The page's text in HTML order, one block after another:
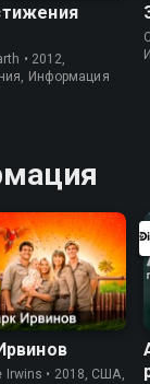
• 2012,
Информация
Irwins • 2018, США,